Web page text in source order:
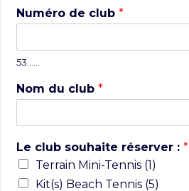
Numéro de club*
53……
Nom du club*
Le club souhaite réserver :*
Terrain Mini-Tennis (1)
Kit(s) Beach Tennis (5)